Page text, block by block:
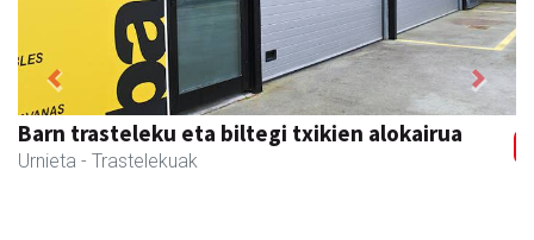
Barn trasteleku eta biltegi txikien alokairua
Urnieta - Trastelekuak
Previous Next